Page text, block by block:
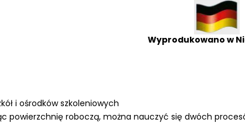
Wyprodukowano w
i ośrodków szkoleniowych
powierzchnię roboczą, można nauczyć się dwóch